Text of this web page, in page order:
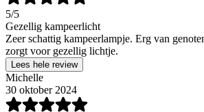
5/5
Gezellig kampeerlicht
Zeer schattig kampeerlampje. Erg van
zorgt voor gezellig lichtje.
Lees hele review
Michelle
30 oktober 2024